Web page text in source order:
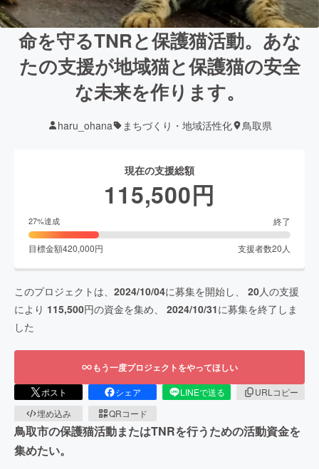
命を守るTNRと保護猫活動。あな
たの支援が地域猫と保護猫の安全
な未来を作ります。
haru_ohana まちづくり・地域活性化 鳥取県
現在の支援総額
115,500円
27%達成 終了
目標金額420,000円 支援者数20 人
このプロジェクトは、 2024/10/04に募集を開始し、 20人の支援
により 115,500円の資金を集め、 2024/10/31に募集を終了しま
した
もう一度プロジェクトをやってほしい
ポスト シェア LINEで送る
URLコピー
埋め込み
QRコード
鳥取市の保護猫活動またはTNRを行うための活動資金を
集めたい。